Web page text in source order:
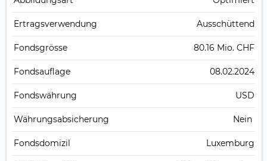
Ertrags­verwendung Ausschüttend
Fonds­grösse 80.16 Mio. CHF
Fonds­auflage 08.02.2024
Fonds­währung USD
Währungsabsicherung Nein
Fondsdomizil Luxemburg